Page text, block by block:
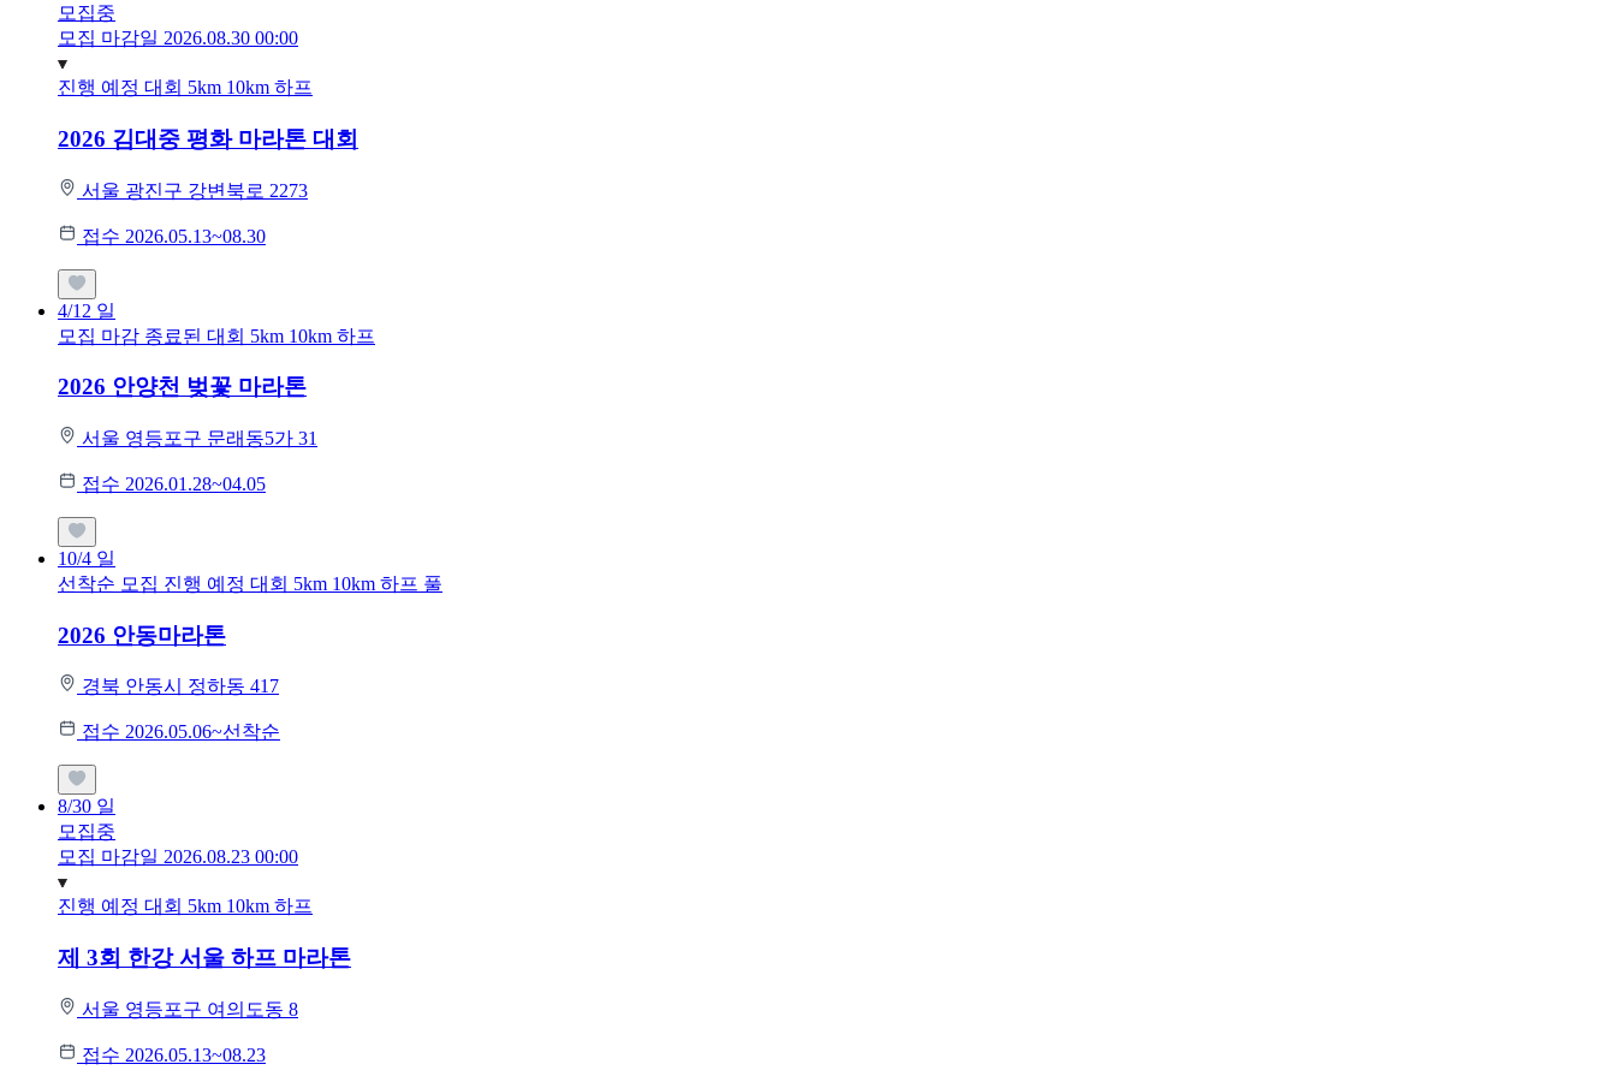
모집중
모집 마감일 2026.08.30 00:00
진행 예정 대회 5km 10km 하프
2026 김대중 평화 마라톤 대회
서울 광진구 강변북로 2273
접수 2026.05.13~08.30
4/12 일
모집 마감 종료된 대회 5km 10km 하프
2026 안양천 벚꽃 마라톤
서울 영등포구 문래동5가 31
접수 2026.01.28~04.05
10/4 일
선착순 모집 진행 예정 대회 5km 10km 하프 풀
2026 안동마라톤
경북 안동시 정하동 417
접수 2026.05.06~선착순
8/30 일
모집중
모집 마감일 2026.08.23 00:00
진행 예정 대회 5km 10km 하프
제 3회 한강 서울 하프 마라톤
서울 영등포구 여의도동 8
접수 2026.05.13~08.23